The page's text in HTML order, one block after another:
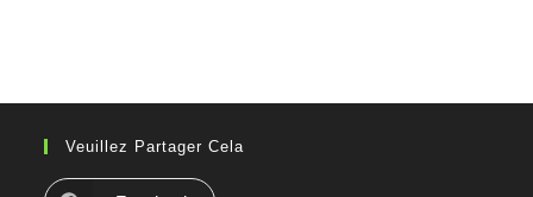
Veuillez Partager Cela